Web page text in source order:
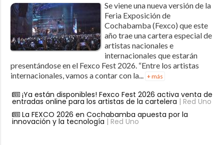
Se viene una nueva versión de la
Feria Exposición de
Cochabamba (Fexco) que este
año trae una cartera especial de
artistas nacionales e
internacionales que estarán
presentándose en el Fexco Fest 2026. “Entre los artistas
internacionales, vamos a contar con la... + más
¡Ya están disponibles! Fexco Fest 2026 activa venta de
entradas online para los artistas de la cartelera | Red Uno
La FEXCO 2026 en Cochabamba apuesta por la
innovación y la tecnología | Red Uno